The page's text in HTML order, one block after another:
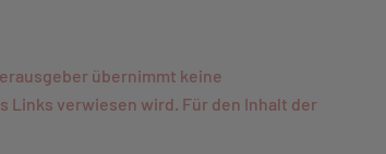
übernimmt keine
verwiesen wird. Für den Inhalt der